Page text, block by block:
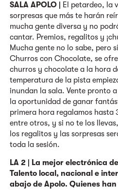
SALA APOLO | El petardeo, la
sorpresas que más te harán
mucha gente diversa y no
cantar. Premios, regalitos y
Mucha gente no lo sabe, pero
Churros con Chocolate, se
churros y chocolate a la hora
temperatura de la pista
inundan la sala. Vente pronto
la oportunidad de ganar
primera hora regalamos hasta
entre otros, y si no te los
los regalitos y las sorpresas
toda la sesión.
LA 2 | La mejor electrónica
Talento local, nacional e
abajo de Apolo. Quienes